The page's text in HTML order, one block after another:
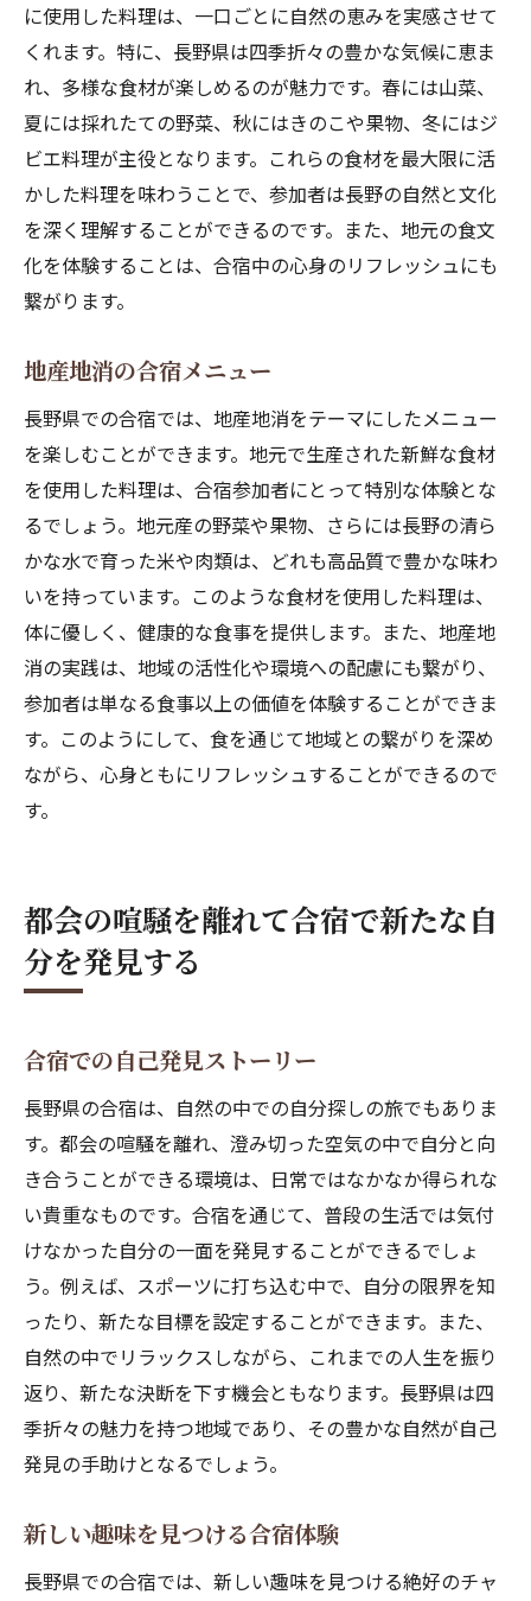
に使用した料理は、一口ごとに自然の恵みを実感させて
くれます。特に、長野県は四季折々の豊かな気候に恵ま
れ、多様な食材が楽しめるのが魅力です。春には山菜、
夏には採れたての野菜、秋にはきのこや果物、冬にはジ
ビエ料理が主役となります。これらの食材を最大限に活
かした料理を味わうことで、参加者は長野の自然と文化
を深く理解することができるのです。また、地元の食文
化を体験することは、合宿中の心身のリフレッシュにも
繋がります。
地産地消の合宿メニュー
長野県での合宿では、地産地消をテーマにしたメニュー
を楽しむことができます。地元で生産された新鮮な食材
を使用した料理は、合宿参加者にとって特別な体験とな
るでしょう。地元産の野菜や果物、さらには長野の清ら
かな水で育った米や肉類は、どれも高品質で豊かな味わ
いを持っています。このような食材を使用した料理は、
体に優しく、健康的な食事を提供します。また、地産地
消の実践は、地域の活性化や環境への配慮にも繋がり、
参加者は単なる食事以上の価値を体験することができま
す。このようにして、食を通じて地域との繋がりを深め
ながら、心身ともにリフレッシュすることができるので
す。
都会の喧騒を離れて合宿で新たな自
分を発見する
合宿での自己発見ストーリー
長野県の合宿は、自然の中での自分探しの旅でもありま
す。都会の喧騒を離れ、澄み切った空気の中で自分と向
き合うことができる環境は、日常ではなかなか得られな
い貴重なものです。合宿を通じて、普段の生活では気付
けなかった自分の一面を発見することができるでしょ
う。例えば、スポーツに打ち込む中で、自分の限界を知
ったり、新たな目標を設定することができます。また、
自然の中でリラックスしながら、これまでの人生を振り
返り、新たな決断を下す機会ともなります。長野県は四
季折々の魅力を持つ地域であり、その豊かな自然が自己
発見の手助けとなるでしょう。
新しい趣味を見つける合宿体験
長野県での合宿では、新しい趣味を見つける絶好のチャ